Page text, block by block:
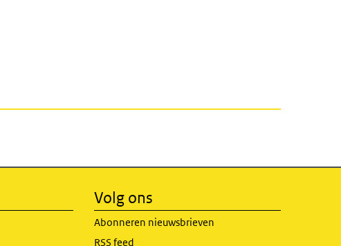
Volg ons
Abonneren nieuwsbrieven
RSS feed